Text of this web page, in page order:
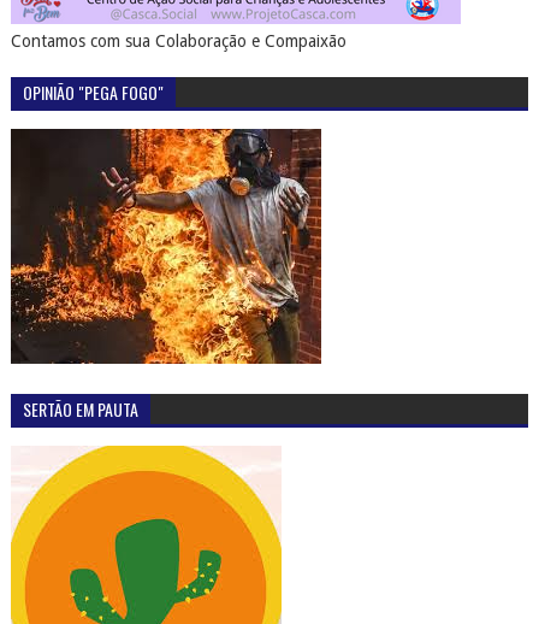
Contamos com sua Colaboração e Compaixão
OPINIÃO "PEGA FOGO"
SERTÃO EM PAUTA